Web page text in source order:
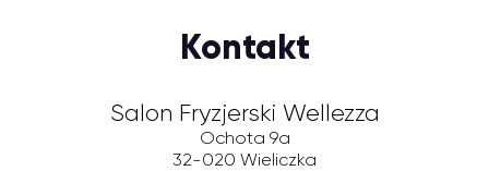
Kontakt
Salon Fryzjerski Wellezza
Ochota 9a
32-020 Wieliczka